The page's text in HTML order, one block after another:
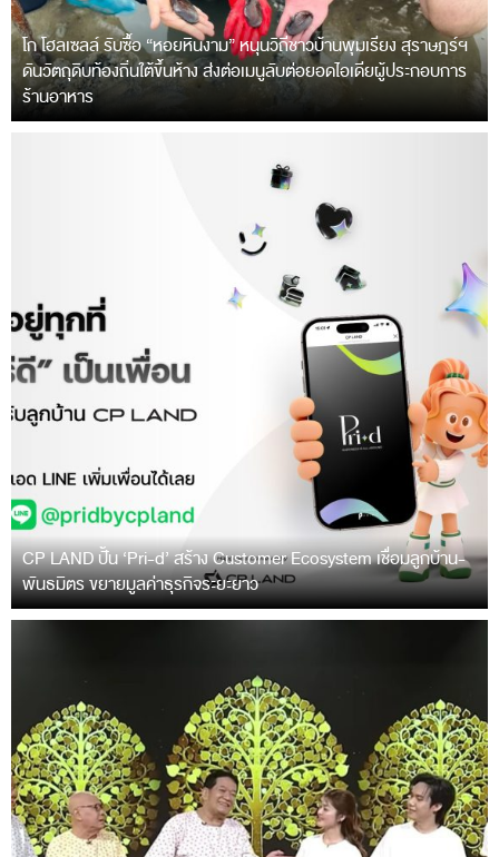
โก โฮลเซลล์ รับซื้อ “หอยหินงาม” หนุนวิถีชาวบ้านพุมเรียง สุราษฎร์ฯ
ดันวัตถุดิบท้องถิ่นใต้ขึ้นห้าง ส่งต่อเมนูลับต่อยอดไอเดียผู้ประกอบการ
ร้านอาหาร
CP LAND ปั้น ‘Pri-d’ สร้าง Customer Ecosystem เชื่อมลูกบ้าน-
พันธมิตร ขยายมูลค่าธุรกิจระยะยาว